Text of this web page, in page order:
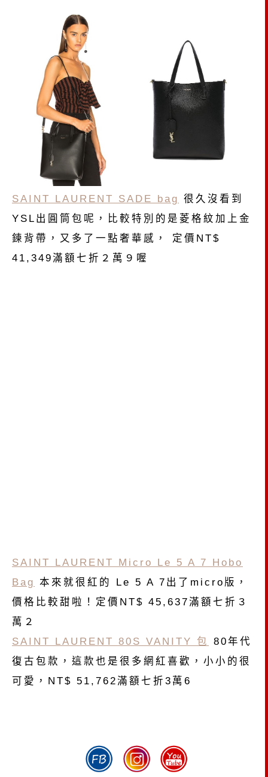
SAINT LAURENT SADE bag
很久沒看到
YSL出圓筒包呢，比較特別的是菱格紋加上金
鍊背帶，又多了一點奢華感， 定價NT$
41,349滿額七折２萬９喔
SAINT LAURENT Micro Le 5 A 7 Hobo
Bag
本來就很紅的 Le 5 A 7出了micro版，
價格比較甜啦！定價NT$ 45,637滿額七折３
萬２
SAINT LAURENT 80S VANITY 包
80年代
復古包款，這款也是很多網紅喜歡，小小的很
可愛，NT$ 51,762滿額七折3萬6